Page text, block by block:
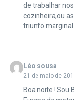
de trabalhar
cozinheira,ou
triunfo marginal
Léo sousa
21 de maio de
Boa noite ! Sou